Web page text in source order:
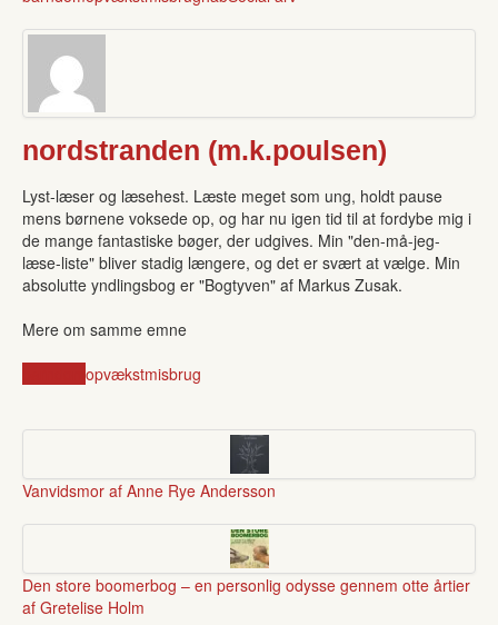
nordstranden (m.k.poulsen)
Lyst-læser og læsehest. Læste meget som ung, holdt pause
mens børnene voksede op, og har nu igen tid til at fordybe mig i
de mange fantastiske bøger, der udgives. Min "den-må-jeg-
læse-liste" bliver stadig længere, og det er svært at vælge. Min
absolutte yndlingsbog er "Bogtyven" af Markus Zusak.
Mere om samme emne
opvækstmisbrug
Vanvidsmor af Anne Rye Andersson
Den store boomerbog – en personlig odysse gennem otte årtier
af Gretelise Holm